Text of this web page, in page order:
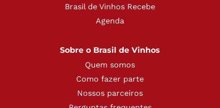
Brasil de Vinhos Recebe
Agenda
Sobre o Brasil de Vinhos
Quem somos
Como fazer parte
Nossos parceiros